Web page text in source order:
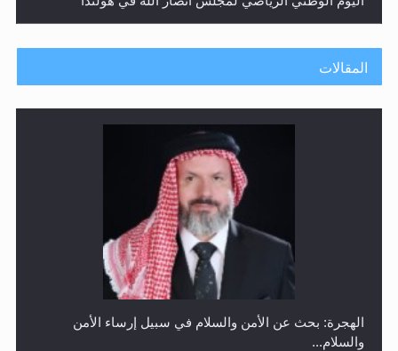
حفل توزيع الشهادات في الجامعة الأحمدية بنيجيريا لعام
المقالات
رأيٌ في لغة المسيح الموعود عليه السلام ..«3» نظرة في
شعر المسيح الموعود عليه السلام.....